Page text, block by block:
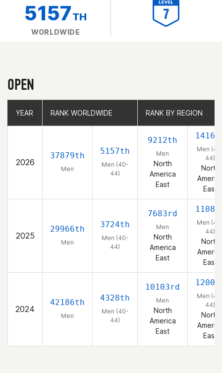
5157TH
WORLDWIDE
OPEN
YEAR RANK WORLDWIDE RANK BY REGION
2026
37879th
Men
5157th
Men (40-
44)
9212th
Men
North
America
East
Men
44)
North
East
2025
29966th
Men
3724th
Men (40-
44)
7683rd
Men
North
America
East
Men
44)
North
East
2024
42186th
Men
4328th
Men (40-
44)
10103rd
Men
North
America
East
Men
44)
North
East
YEAR RANK WORLDWIDE RANK BY REGION